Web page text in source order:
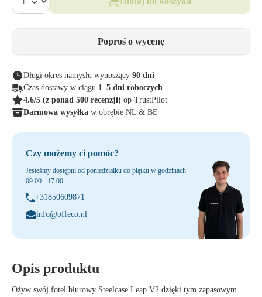
Poproś o wycenę
Długi okres namysłu wynoszący 90 dni
Czas dostawy w ciągu 1–5 dni roboczych
4.6/5 (z ponad 500 recenzji) op TrustPilot
Darmowa wysyłka w obrębie NL & BE
Czy możemy ci pomóc?
Jesteśmy dostępni od poniedziałku do piątku w godzinach
09:00 - 17:00.
+31850609871
info@offeco.nl
Opis produktu
Ożyw swój fotel biurowy Steelcase Leap V2 dzięki tym zapasowym